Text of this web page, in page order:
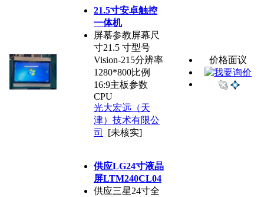
21.5寸安卓触控
一体机
屏慕参教屏幕尺
寸21.5 寸型号
Vision-215分辨率
1280*800比例
16:9主板参数
CPU
光大宏远（天
津）技术有限公
司
[未核实]
价格面议
供应LG24寸液晶
屏LTM240CL04
供应三星24寸全